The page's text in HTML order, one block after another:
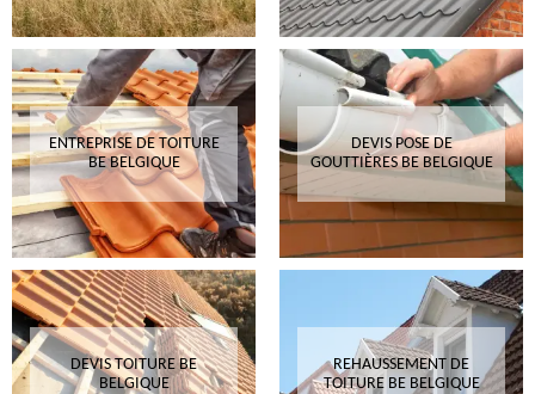
ENTREPRISE DE TOITURE
BE BELGIQUE
DEVIS POSE DE
GOUTTIÈRES BE BELGIQUE
DEVIS TOITURE BE
BELGIQUE
REHAUSSEMENT DE
TOITURE BE BELGIQUE